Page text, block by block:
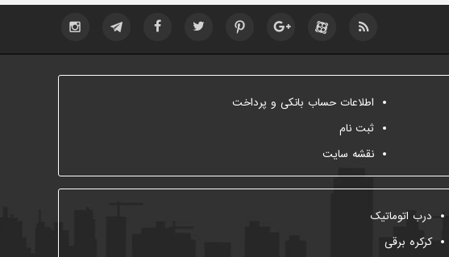
اطلاعات حساب بانکی و پرداخت
ثبت نام
نقشه سایت
درب اتوماتیک
کرکره برقی